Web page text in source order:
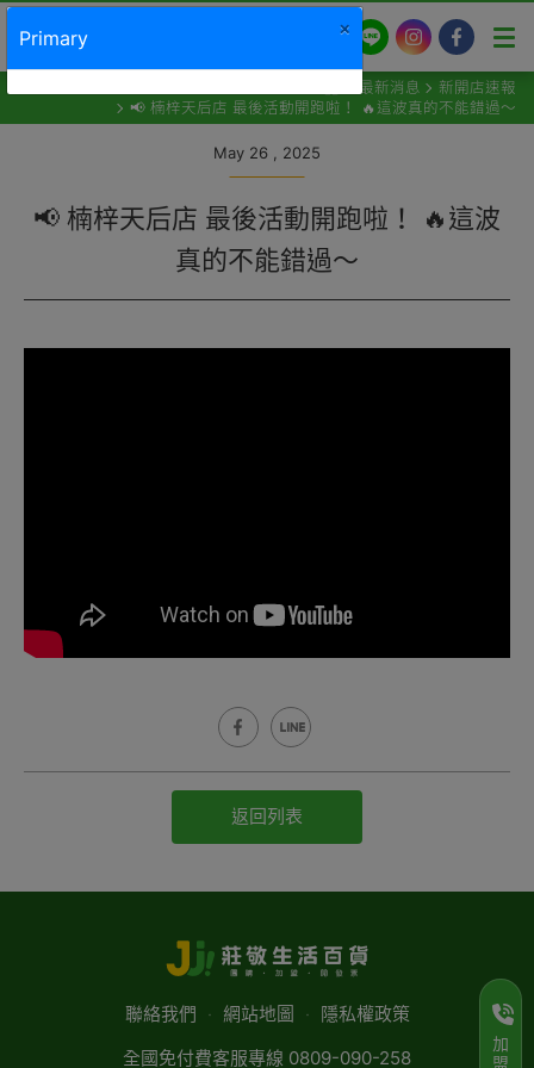
LINE InstagramFacebook
最新消息
新開店速報
📢 楠梓天后店 最後活動開跑啦！ 🔥這波真的不能錯過～
May 26 , 2025
📢 楠梓天后店 最後活動開跑啦！ 🔥這波
真的不能錯過～
返回列表
聯絡我們 ‧ 網站地圖 ‧ 隱私權政策
全國免付費客服專線 0809-090-258
加
盟
×